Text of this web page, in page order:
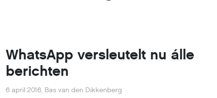
WhatsApp versleutelt nu álle
berichten
6 april 2016, Bas van den Dikkenberg